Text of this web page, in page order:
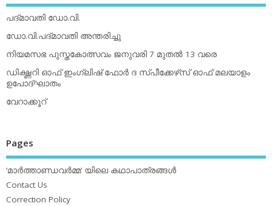
പദ്മാവതി ഡോ.വി.
ഡോ.വി.പദ്മാവതി അന്തരിച്ചു
നിയമസഭ പുസ്തകോത്സവം ജനുവരി 7 മുതല്‍ 13 വരെ
ഡിക്ഷ്ണറി ഓഫ് ഇംഗ്ലിഷ് ഫോര്‍ ദ സ്പീക്കേഴ്‌സ് ഓഫ് മലയാളം
ഉപോദ്ഘാതം
വേറാക്കൂറ്
Pages
‘മാര്‍ത്താണ്ഡവര്‍മ്മ’ യിലെ കഥാപാത്രങ്ങള്‍
Contact Us
Correction Policy